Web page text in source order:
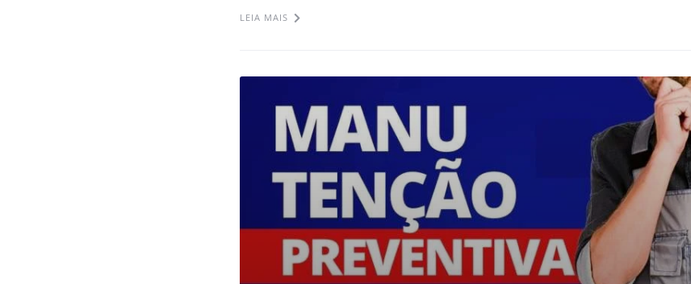
LEIA MAIS